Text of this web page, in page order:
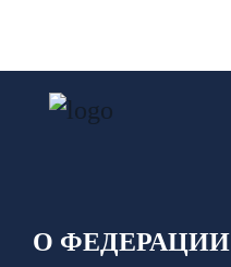
О ФЕДЕРАЦИИ